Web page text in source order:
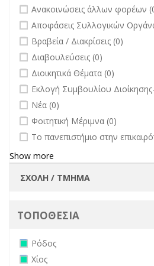
undefined
Ανακοινώσεις άλλων φορέων
undefined
Αποφάσεις Συλλογικών
undefined
Βραβεία / Διακρίσεις (0)
undefined
Διαβουλεύσεις (0)
undefined
Διοικητικά Θέματα (0)
undefined
Εκλογή Συμβουλίου
undefined
Νέα (0)
undefined
Φοιτητική Μέριμνα (0)
undefined
Το πανεπιστήμιο στην
Show more
ΤΟΠΟΘΕΣΙΑ
Remove Ρόδος filter
Ρόδος
Remove Χίος filter
Χίος